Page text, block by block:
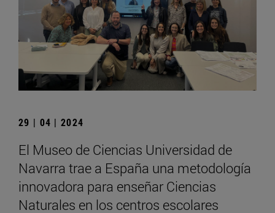
29 | 04 | 2024
El Museo de Ciencias Universidad de
Navarra trae a España una metodología
innovadora para enseñar Ciencias
Naturales en los centros escolares